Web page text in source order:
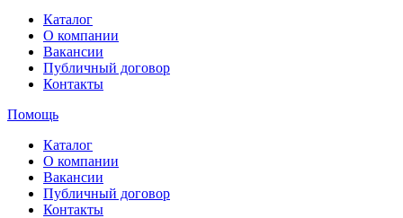
Каталог
О компании
Вакансии
Публичный договор
Контакты
Помощь
Каталог
О компании
Вакансии
Публичный договор
Контакты